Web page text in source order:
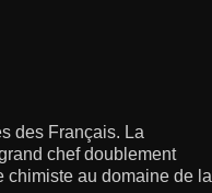
des Français. La
chef doublement
chimiste au domaine de la